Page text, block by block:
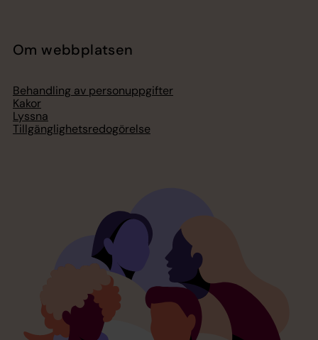
Om webbplatsen
Behandling av personuppgifter
Kakor
Lyssna
Tillgänglighetsredogörelse